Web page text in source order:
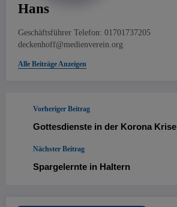
Hans
Geschäftsführer Telefon: 01701737205
deckenhoff@medienverein.org
Alle Beiträge Anzeigen
Vorheriger Beitrag
Gottesdienste in der Korona Krise
Nächster Beitrag
Spargelernte in Haltern